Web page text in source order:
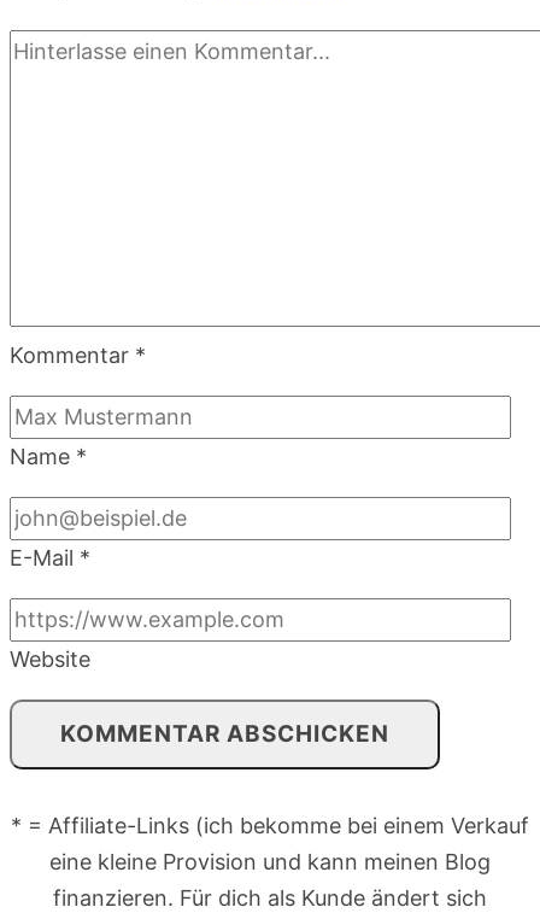
Kommentar *
Name *
E-Mail *
Website
* = Affiliate-Links (ich bekomme bei einem Verkauf
eine kleine Provision und kann meinen Blog
finanzieren. Für dich als Kunde ändert sich